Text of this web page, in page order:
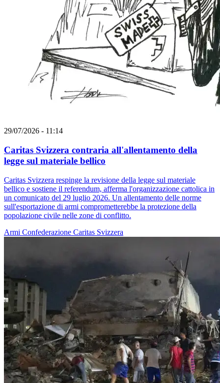
29/07/2026 - 11:14
Caritas Svizzera contraria all'allentamento della
legge sul materiale bellico
Caritas Svizzera respinge la revisione della legge sul materiale
bellico e sostiene il referendum, afferma l'organizzazione cattolica in
un comunicato del 29 luglio 2026. Un allentamento delle norme
sull'esportazione di armi comprometterebbe la protezione della
popolazione civile nelle zone di conflitto.
Armi Confederazione Caritas Svizzera